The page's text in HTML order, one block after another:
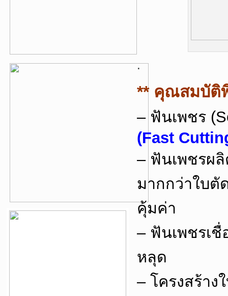
.
** คุณสมบัติ
– ฟันเพชร
(Fast
– ฟันเพชรผ
มากกว่าใบตั
คุ้มค่า
– ฟันเพชรเ
หลุด
– โครงสร้า